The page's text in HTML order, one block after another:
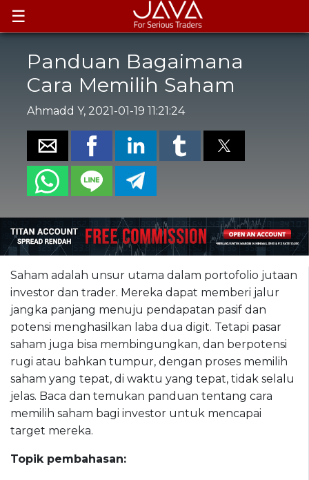
☰
Panduan Bagaimana
Cara Memilih Saham
Ahmadd Y, 2021-01-19 11:21:24
Saham adalah unsur utama dalam portofolio jutaan
investor dan trader. Mereka dapat memberi jalur
jangka panjang menuju pendapatan pasif dan
potensi menghasilkan laba dua digit. Tetapi pasar
saham juga bisa membingungkan, dan berpotensi
rugi atau bahkan tumpur, dengan proses memilih
saham yang tepat, di waktu yang tepat, tidak selalu
jelas. Baca dan temukan panduan tentang cara
memilih saham bagi investor untuk mencapai
target mereka.
Topik pembahasan: